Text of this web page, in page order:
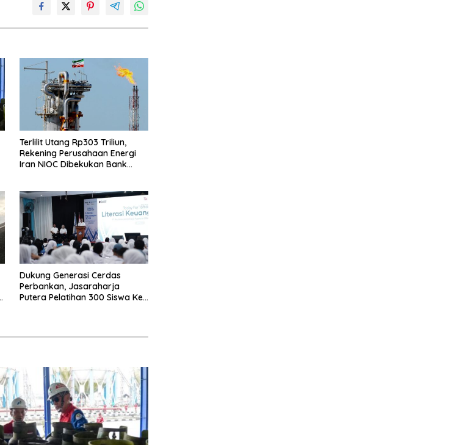
Terlilit Utang Rp303 Triliun,
Rekening Perusahaan Energi
Iran NIOC Dibekukan Bank
Dukung Generasi Cerdas
Perbankan, Jasaraharja
Putera Pelatihan 300 Siswa Ke